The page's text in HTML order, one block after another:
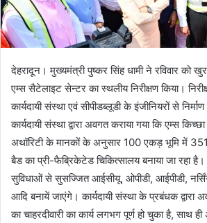
देहरादून। मुख्यमंत्री पुष्कर सिंह धामी ने रविवार को
एम्स सैटेलाइट सेन्टर का स्थलीय निरीक्षण किया।
कार्यदायी संस्था एवं सीपीडब्लूडी के इंजीनियरों से
कार्यदायी संस्था द्वारा अवगत कराया गया कि एम्स
अथॉरिटी के मानकों के अनुसार 100 एकड़ भूमि में
बैड का प्री-फैब्रिकेटेड चिकित्सालय बनाया जा रहा
सुविधाओं से सुसज्जित आईसीयू, ओपीडी, आईपीडी,
आदि बनायें जाएंगे। कार्यदायी संस्था के प्रबंधक द्वारा
का चाहरदीवारी का कार्य लगभग पूर्ण हो चुका है, साथ